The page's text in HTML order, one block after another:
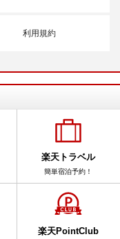
利用規約
楽天トラベル
簡単宿泊予約！
楽天PointClub